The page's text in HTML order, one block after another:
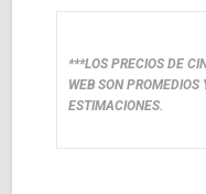
***LOS PRECIOS DE
WEB SON PROMEDIOS
ESTIMACIONES.